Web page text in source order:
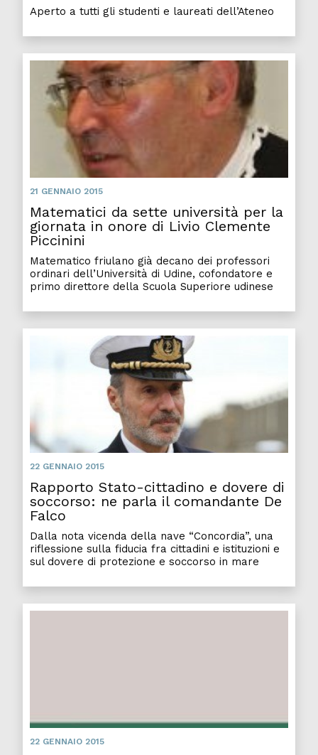
Aperto a tutti gli studenti e laureati dell’Ateneo
21 GENNAIO 2015
Matematici da sette università per la
giornata in onore di Livio Clemente
Piccinini
Matematico friulano già decano dei professori
ordinari dell’Università di Udine, cofondatore e
primo direttore della Scuola Superiore udinese
22 GENNAIO 2015
Rapporto Stato-cittadino e dovere di
soccorso: ne parla il comandante De
Falco
Dalla nota vicenda della nave “Concordia”, una
riflessione sulla fiducia fra cittadini e istituzioni e
sul dovere di protezione e soccorso in mare
22 GENNAIO 2015